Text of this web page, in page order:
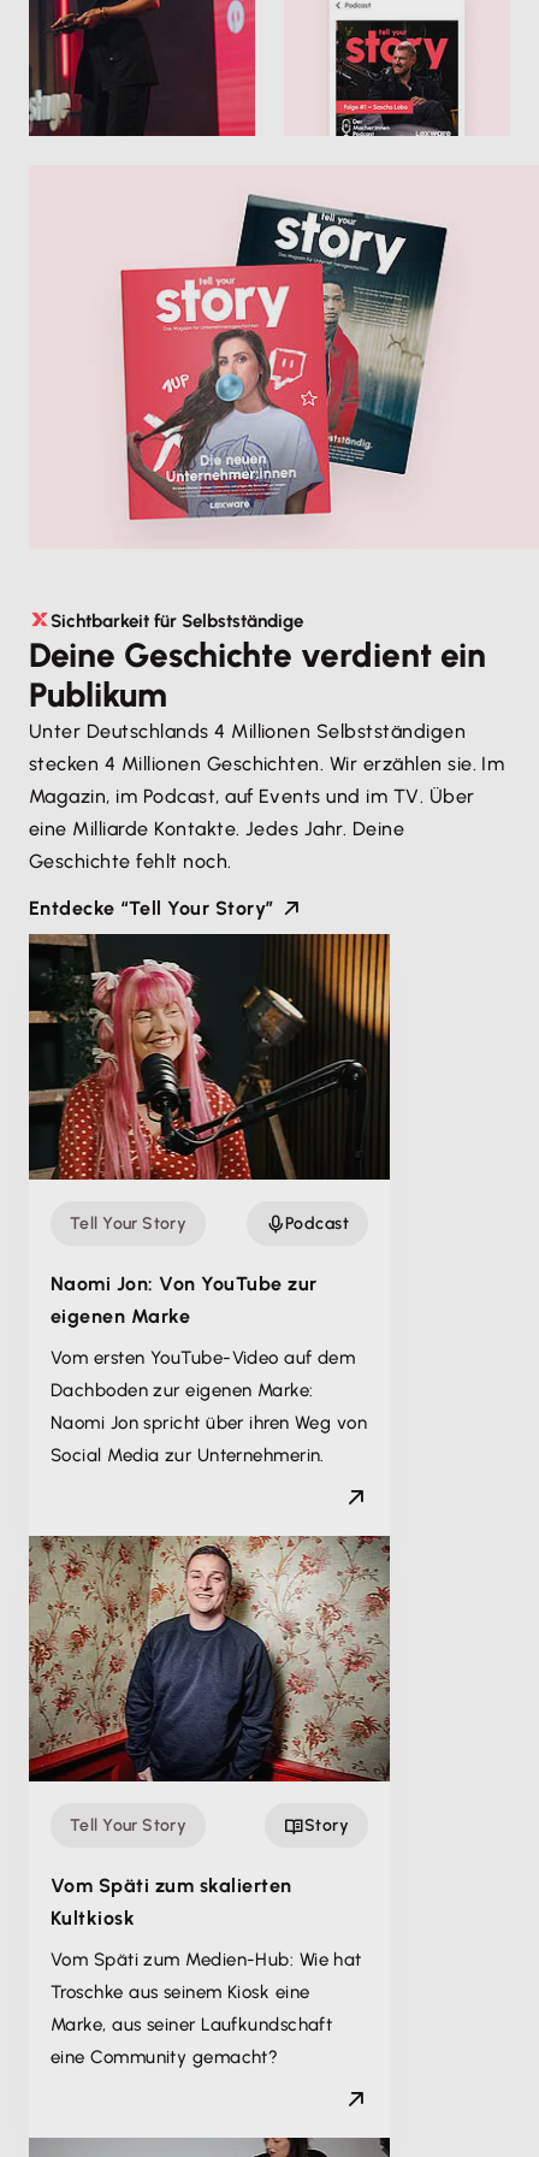
Weniger Aufwand im laufenden Betrieb
Mehr zu E-Rechnungen
Alles digital an einem Ort
Schneller Rückfragen klären
Weniger Abstimmung, mehr Überblick
Mehr zur Zusammenarbeit mit dem
Sichtbarkeit für Selbstständige
Deine Geschichte verdient ein
Publikum
Unter Deutschlands 4 Millionen Selbstständigen
stecken 4 Millionen Geschichten. Wir erzählen sie. Im
Magazin, im Podcast, auf Events und im TV. Über
eine Milliarde Kontakte. Jedes Jahr. Deine
Geschichte fehlt noch.
Entdecke “Tell Your Story”
Tell Your Story Podcast
Naomi Jon: Von YouTube zur
eigenen Marke
Vom ersten YouTube-Video auf dem
Dachboden zur eigenen Marke:
Naomi Jon spricht über ihren Weg von
Social Media zur Unternehmerin.
Tell Your Story Story
Vom Späti zum skalierten
Kultkiosk
Vom Späti zum Medien-Hub: Wie hat
Troschke aus seinem Kiosk eine
Marke, aus seiner Laufkundschaft
eine Community gemacht?